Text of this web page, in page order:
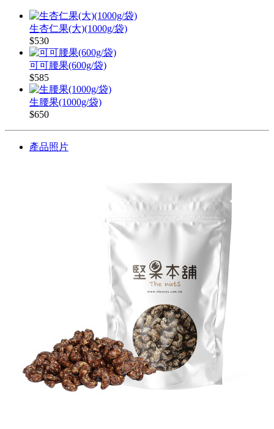
生杏仁果(大)(1000g/袋)
$530
可可腰果(600g/袋)
$585
生腰果(1000g/袋)
$650
產品照片